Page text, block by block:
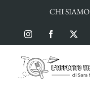
contenuto
CHI SIAMO
InstagramFacebook